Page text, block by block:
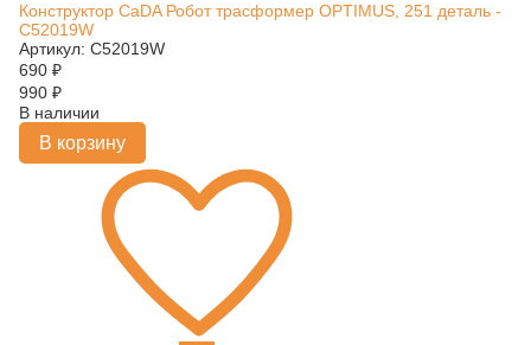
Конструктор CaDA Робот трасформер OPTIMUS, 251 деталь -
C52019W
Артикул: C52019W
690 ₽
990 ₽
В наличии
В корзину